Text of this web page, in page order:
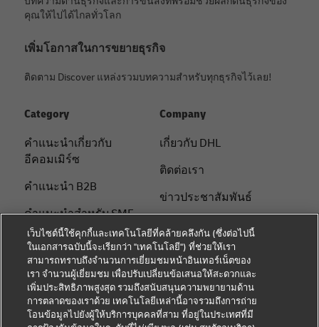
คุณให้ไปได้ไกลทั่วโลก
เพิ่มโอกาสในการขยายธุรกิจ
ติดตาม Discover แหล่งรวมบทความสำหรับทุกธุรกิจไว้เลย!
Category
คําแนะนําเกี่ยวกับ
อีคอมเมิร์ซ
คําแนะนํา B2B
คําแนะนําสําหรับ SME
คําแนะนําด้านโลจิสติกส์
เกี่ยวกับ DHL
จัดส่งกับ DHL
ติดต่อเรา
Company
เกี่ยวกับ DHL
ติดต่อเรา
ข่าวประชาสัมพันธ์
แจ้งเตือนด้านกฎหมาย
ข้อตกลงในการใช้งาน
การแจ้งเตือนความเป็น
ส่วนตัว
เว็บไซต์นี้ใช้คุกกี้และเทคโนโลยีที่คล้ายคลึงกัน (ซึ่งต่อไปนี้
ในเอกสารฉบับนี้จะเรียกว่า "เทคโนโลยี") ที่ช่วยให้เรา
สามารถทราบถึงจำนวนการเยี่ยมชมหน้าอินเทอร์เน็ตของ
เรา จำนวนผู้เยี่ยมชม เพื่อปรับเปลี่ยนข้อเสนอให้สะดวกและ
เพิ่มประสิทธิภาพสูงสุด รวมถึงสนับสนุนความพยายามด้าน
การตลาดของเราด้วย เทคโนโลยีเหล่านี้อาจรวมถึงการถ่าย
โอนข้อมูลไปยังผู้ให้บริการบุคคลที่สาม ที่อยู่ในประเทศที่มี